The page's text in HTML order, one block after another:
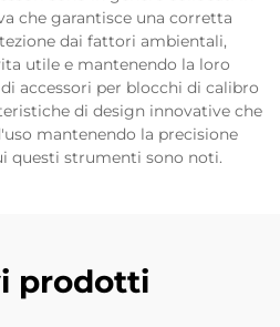
che garantisce una corretta
dai fattori ambientali,
utile e mantenendo la loro
accessori per blocchi di calibro
di design innovative che
mantenendo la precisione
questi strumenti sono noti.
prodotti